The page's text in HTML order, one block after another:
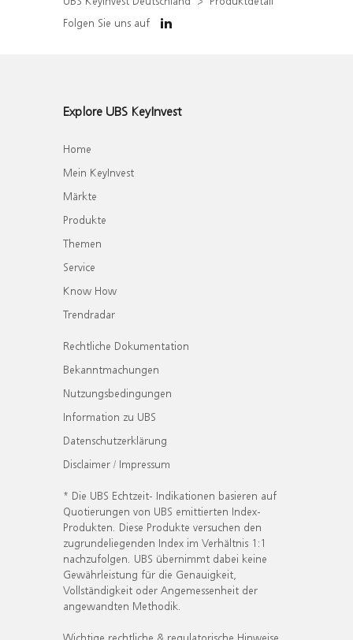
Folgen Sie uns auf
Explore UBS KeyInvest
Home
Mein KeyInvest
Märkte
Produkte
Themen
Service
Know How
Trendradar
Rechtliche Dokumentation
Bekanntmachungen
Nutzungsbedingungen
Information zu UBS
Datenschutzerklärung
Disclaimer / Impressum
* Die UBS Echtzeit- Indikationen basieren auf
Quotierungen von UBS emittierten Index-
Produkten. Diese Produkte versuchen den
zugrundeliegenden Index im Verhältnis 1:1
nachzufolgen. UBS übernimmt dabei keine
Gewährleistung für die Genauigkeit,
Vollständigkeit oder Angemessenheit der
angewandten Methodik.